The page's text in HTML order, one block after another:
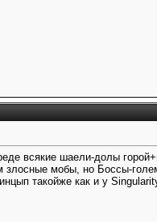
всякие шаели-долы
мобы, но Боссы-
такойже как и у